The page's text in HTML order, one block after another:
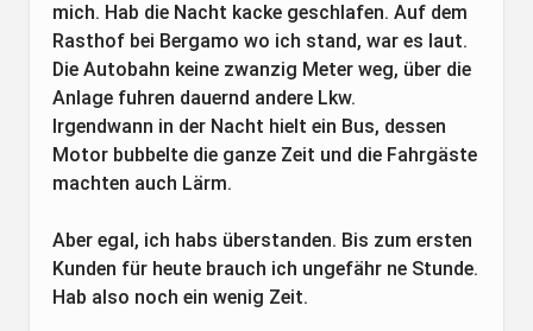
mich. Hab die Nacht kacke geschlafen. Auf dem
Rasthof bei Bergamo wo ich stand, war es laut.
Die Autobahn keine zwanzig Meter weg, über die
Anlage fuhren dauernd andere Lkw.
Irgendwann in der Nacht hielt ein Bus, dessen
Motor bubbelte die ganze Zeit und die Fahrgäste
machten auch Lärm.
Aber egal, ich habs überstanden. Bis zum ersten
Kunden für heute brauch ich ungefähr ne Stunde.
Hab also noch ein wenig Zeit.